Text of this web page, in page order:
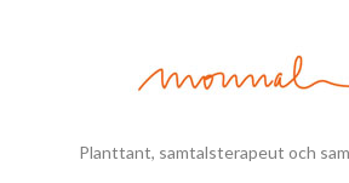
Planttant, samtalsterapeut och